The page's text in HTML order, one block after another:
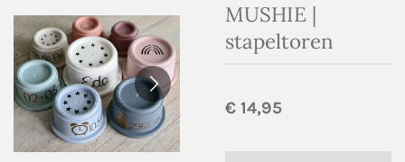
MUSHIE |
stapeltoren
€ 14,95